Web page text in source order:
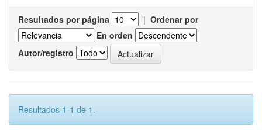
Resultados por página | Ordenar por
En orden
Autor/registro
Resultados 1-1 de 1.